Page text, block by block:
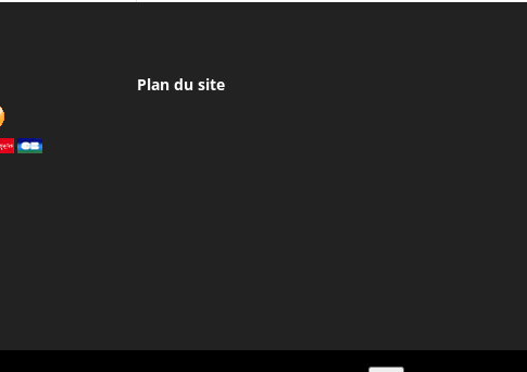
Plan du site